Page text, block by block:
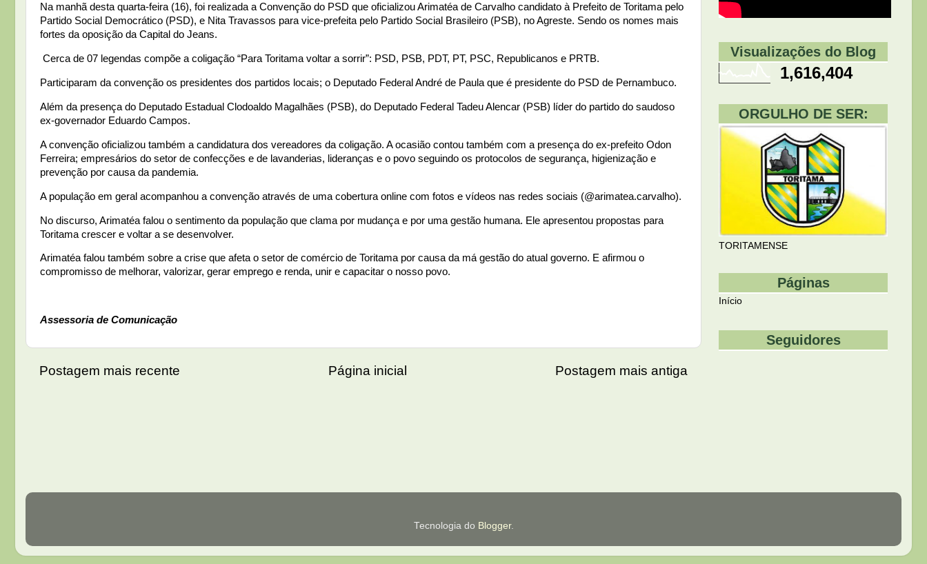
Na manhã desta quarta-feira (16), foi realizada a Convenção do PSD que oficializou Arimatéa de Carvalho candidato à Prefeito de Toritama pelo
Partido Social Democrático (PSD), e Nita Travassos para vice-prefeita pelo Partido Social Brasileiro (PSB), no Agreste. Sendo os nomes mais
fortes da oposição da Capital do Jeans.
Cerca de 07 legendas compõe a coligação “Para Toritama voltar a sorrir”: PSD, PSB, PDT, PT, PSC, Republicanos e PRTB.
Participaram da convenção os presidentes dos partidos locais; o Deputado Federal André de Paula que é presidente do PSD de Pernambuco.
Além da presença do Deputado Estadual Clodoaldo Magalhães (PSB), do Deputado Federal Tadeu Alencar (PSB) líder do partido do saudoso
ex-governador Eduardo Campos.
A convenção oficializou também a candidatura dos vereadores da coligação. A ocasião contou também com a presença do ex-prefeito Odon
Ferreira; empresários do setor de confecções e de lavanderias, lideranças e o povo seguindo os protocolos de segurança, higienização e
prevenção por causa da pandemia.
A população em geral acompanhou a convenção através de uma cobertura online com fotos e vídeos nas redes sociais (@arimatea.carvalho).
No discurso, Arimatéa falou o sentimento da população que clama por mudança e por uma gestão humana. Ele apresentou propostas para
Toritama crescer e voltar a se desenvolver.
Arimatéa falou também sobre a crise que afeta o setor de comércio de Toritama por causa da má gestão do atual governo. E afirmou o
compromisso de melhorar, valorizar, gerar emprego e renda, unir e capacitar o nosso povo.
Assessoria de Comunicação
Postagem mais recente Postagem mais antiga
Página inicial
Visualizações do Blog
1,616,404
ORGULHO DE SER:
TORITAMENSE
Páginas
Início
Seguidores
Tecnologia do Blogger.